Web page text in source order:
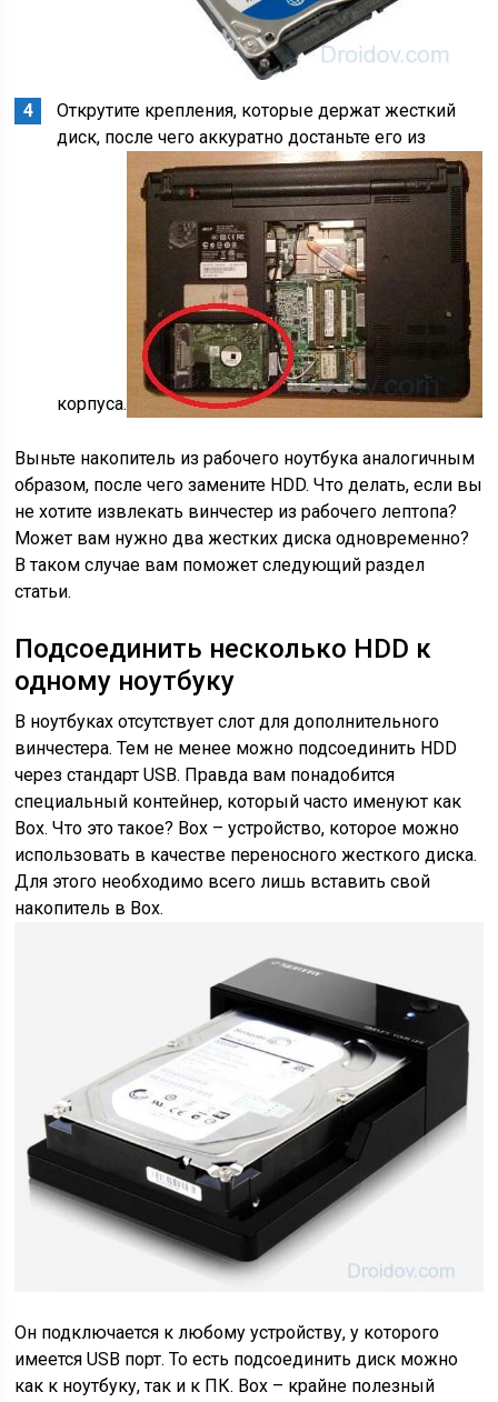
Открутите крепления, которые держат жесткий
диск, после чего аккуратно достаньте его из
корпуса.
Выньте накопитель из рабочего ноутбука аналогичным
образом, после чего замените HDD. Что делать, если вы
не хотите извлекать винчестер из рабочего лептопа?
Может вам нужно два жестких диска одновременно?
В таком случае вам поможет следующий раздел
статьи.
Подсоединить несколько HDD к
одному ноутбуку
В ноутбуках отсутствует слот для дополнительного
винчестера. Тем не менее можно подсоединить HDD
через стандарт USB. Правда вам понадобится
специальный контейнер, который часто именуют как
Box. Что это такое? Box – устройство, которое можно
использовать в качестве переносного жесткого диска.
Для этого необходимо всего лишь вставить свой
накопитель в Box.
Он подключается к любому устройству, у которого
имеется USB порт. То есть подсоединить диск можно
как к ноутбуку, так и к ПК. Box – крайне полезный